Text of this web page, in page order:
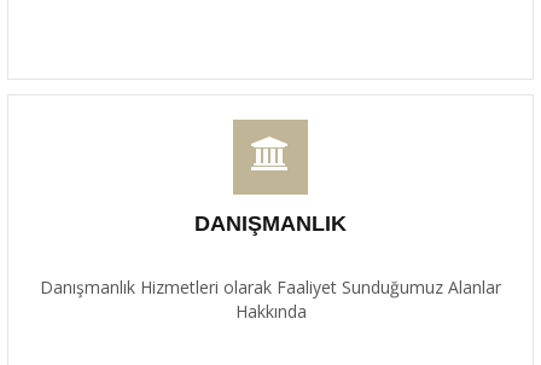
DANIŞMANLIK
Danışmanlık Hizmetleri olarak Faaliyet Sunduğumuz Alanlar
Hakkında